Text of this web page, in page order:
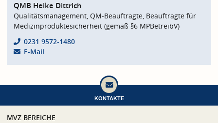
QMB Heike Dittrich
Qualitätsmanagement, QM-Beauftragte, Beauftragte für
Medizinproduktesicherheit (gemäß §6 MPBetreibV)
0231 9572-1480
E-Mail
KONTAKTE
MVZ BEREICHE